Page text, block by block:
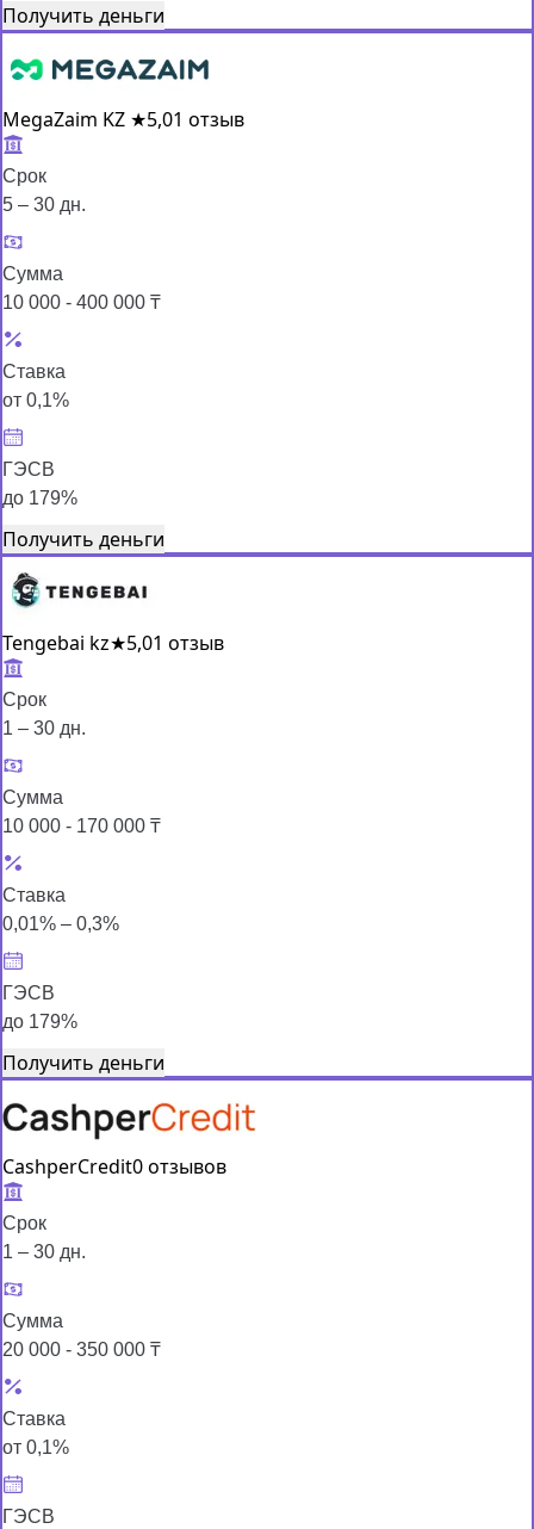
Получить деньги
MegaZaim KZ ★5,01 отзыв
Срок
5 – 30 дн.
Сумма
10 000 - 400 000 ₸
Ставка
от 0,1%
ГЭСВ
до 179%
Получить деньги
Tengebai kz★5,01 отзыв
Срок
1 – 30 дн.
Сумма
10 000 - 170 000 ₸
Ставка
0,01% – 0,3%
ГЭСВ
до 179%
Получить деньги
CashperCredit0 отзывов
Срок
1 – 30 дн.
Сумма
20 000 - 350 000 ₸
Ставка
от 0,1%
ГЭСВ